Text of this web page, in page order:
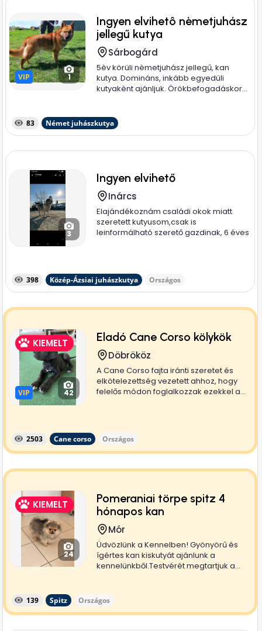
VIP
VIP 1
Ingyen elvihetô nèmetjuhász
jellegű kutya
Sárbogárd
5èv körüli nèmetjuhász jellegű, kan
kutya. Domináns, inkább egyedüli
kutyakènt ajánljuk. Örökbefogadáskor...
83 Német juhászkutya
3
Ingyen elvihető
Inárcs
Elajándékoznám családi okok miatt
szeretett kutyusom,csak is
leinformálható szerető gazdinak, 6 éves
398 Közép-Ázsiai juhászkutya Országos
KIEMELT
VIP
VIP 42
Eladó Cane Corso kölykök
Döbrököz
A Cane Corso fajta iránti szeretet és
elkötelezettség vezetett ahhoz, hogy
felelős módon foglalkozzak ezekkel a...
2503 Cane corso Országos
KIEMELT
24
Pomeraniai törpe spitz 4
hónapos kan
Mór
Üdvözlünk a Kennelben! Gyönyörű és
ígértes kan kiskutyát ajánlunk a
kennelünkből.Testvérét megtartjuk a...
139 Spitz Országos